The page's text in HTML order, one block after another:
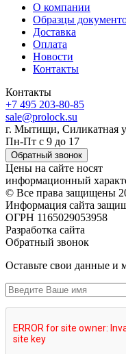
О компании
Образцы
Доставка
Оплата
Новости
Контакты
Контакты
+7 495 203-80-85
sale@prolock.su
г. Мытищи, Силикатная
Пн-Пт с 9 до 17
Обратный звонок
Цены на сайте носят
информационный
© Все права защищены
Информация сайта
ОГРН 1165029053958
Разработка сайта
Обратный звонок
Оставьте свои данные и